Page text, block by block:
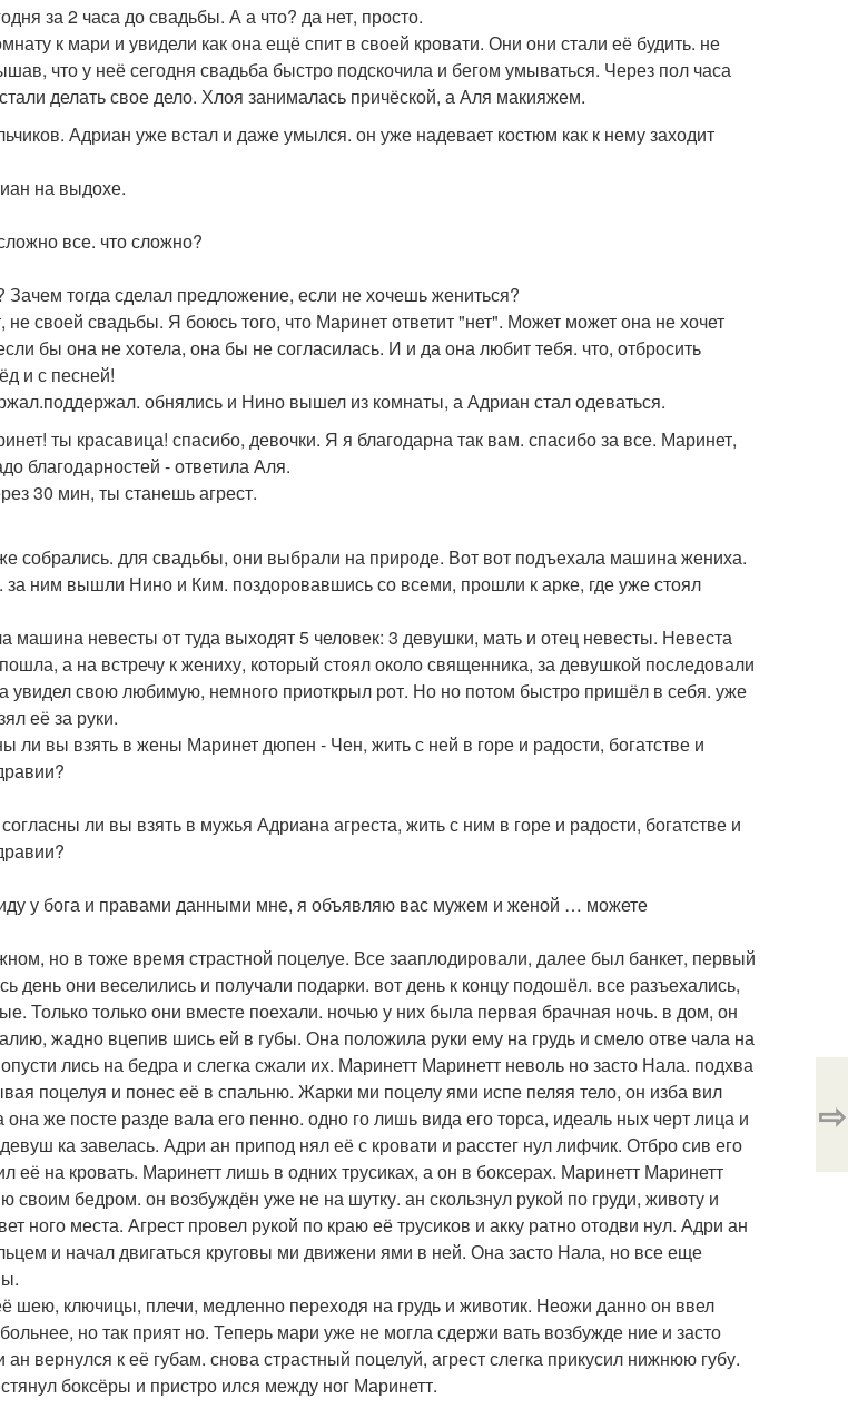
за 2 часа до свадьбы. А а что? да нет, просто.
к мари и увидели как она ещё спит в своей кровати. Они они стали её будить. не
что у неё сегодня свадьба быстро подскочила и бегом умываться. Через пол часа
делать свое дело. Хлоя занималась причёской, а Аля макияжем.
Адриан уже встал и даже умылся. он уже надевает костюм как к нему заходит
на выдохе.
все. что сложно?
тогда сделал предложение, если не хочешь жениться?
не своей свадьбы. Я боюсь того, что Маринет ответит "нет". Может может она не хочет
бы она не хотела, она бы не согласилась. И и да она любит тебя. что, отбросить
и с песней!
обнялись и Нино вышел из комнаты, а Адриан стал одеваться.
ты красавица! спасибо, девочки. Я я благодарна так вам. спасибо за все. Маринет,
благодарностей - ответила Аля.
30 мин, ты станешь агрест.
собрались. для свадьбы, они выбрали на природе. Вот вот подъехала машина жениха.
за ним вышли Нино и Ким. поздоровавшись со всеми, прошли к арке, где уже стоял
машина невесты от туда выходят 5 человек: 3 девушки, мать и отец невесты. Невеста
а на встречу к жениху, который стоял около священника, за девушкой последовали
увидел свою любимую, немного приоткрыл рот. Но но потом быстро пришёл в себя. уже
её за руки.
ли вы взять в жены Маринет дюпен - Чен, жить с ней в горе и радости, богатстве и
ли вы взять в мужья Адриана агреста, жить с ним в горе и радости, богатстве и
у бога и правами данными мне, я объявляю вас мужем и женой … можете
но в тоже время страстной поцелуе. Все зааплодировали, далее был банкет, первый
день они веселились и получали подарки. вот день к концу подошёл. все разъехались,
Только только они вместе поехали. ночью у них была первая брачная ночь. в дом, он
жадно вцепив шись ей в губы. Она положила руки ему на грудь и смело отве чала на
лись на бедра и слегка сжали их. Маринетт Маринетт неволь но засто Нала. подхва
поцелуя и понес её в спальню. Жарки ми поцелу ями испе пеляя тело, он изба вил
же посте разде вала его пенно. одно го лишь вида его торса, идеаль ных черт лица и
ка завелась. Адри ан припод нял её с кровати и расстег нул лифчик. Отбро сив его
её на кровать. Маринетт лишь в одних трусиках, а он в боксерах. Маринетт Маринетт
своим бедром. он возбуждён уже не на шутку. ан скользнул рукой по груди, животу и
ного места. Агрест провел рукой по краю её трусиков и акку ратно отодви нул. Адри ан
и начал двигаться круговы ми движени ями в ней. Она засто Нала, но все еще
шею, ключицы, плечи, медленно переходя на грудь и животик. Неожи данно он ввел
но так прият но. Теперь мари уже не могла сдержи вать возбужде ние и засто
вернулся к её губам. снова страстный поцелуй, агрест слегка прикусил нижнюю губу.
боксёры и пристро ился между ног Маринетт.
⇨